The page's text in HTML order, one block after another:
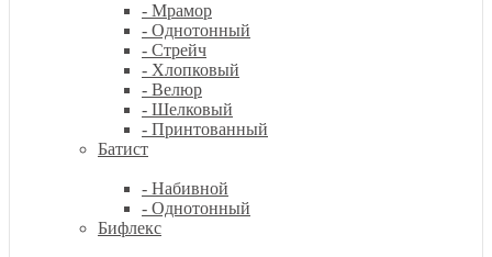
- Мрамор
- Однотонный
- Стрейч
- Хлопковый
- Велюр
- Шелковый
- Принтованный
Батист
- Набивной
- Однотонный
Бифлекс